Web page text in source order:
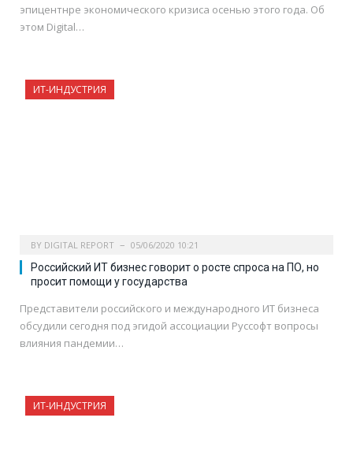
эпицентнре экономического кризиса осенью этого года. Об
этом Digital…
ИТ-ИНДУСТРИЯ
BY DIGITAL REPORT 05/06/2020 10:21
Российский ИТ бизнес говорит о росте спроса на ПО, но
просит помощи у государства
Представители российского и международного ИТ бизнеса
обсудили сегодня под эгидой ассоциации Руссофт вопросы
влияния пандемии…
ИТ-ИНДУСТРИЯ